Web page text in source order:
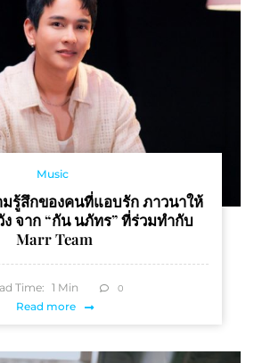
Music
มรู้สึกของคนที่แอบรัก ภาวนาให้
จาก “กัน นภัทร” ที่ร่วมทำกับ
Marr Team
Time: 1 Min 0
Read more